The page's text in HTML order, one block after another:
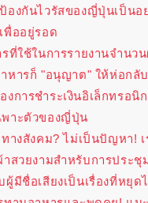
องกันไวรัสของญี่ปุ่นเป็นอ
พื่ออยู่รอด
รที่ใช้ในการรายงานจำนว
หารก็ "อนุญาต" ให้ห่อกลั
งการชำระเงินอิเล็กทรอนิ
าะตัวของญี่ปุ่น
ทางสังคม? ไม่เป็นปัญหา!
าสวยงามสำหรับการประ
ผู้มีชื่อเสียงเป็นเรื่องที่หยุ